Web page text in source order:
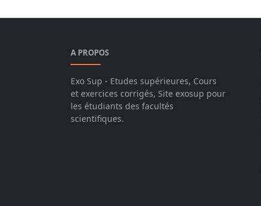
A PROPOS
Exo Sup - Etudes supérieures, Cours
et exercices corrigés, Site exosup pour
les étudiants des facultés
scientifiques.